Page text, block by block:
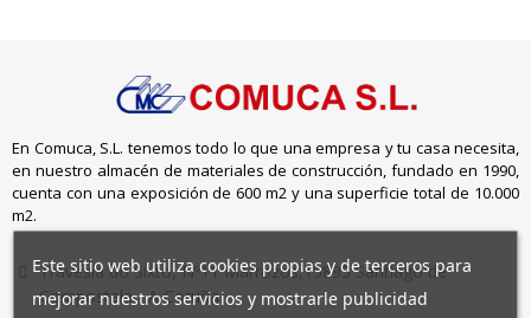
En Comuca, S.L. tenemos todo lo que una empresa y tu casa necesita,
en nuestro almacén de materiales de construcción, fundado en 1990,
cuenta con una exposición de 600 m2 y una superficie total de 10.000
m2.
Travesía do Sixto, Nº11 Marrozos,15893 Santiago de
Compostela - A Coruña
Este sitio web utiliza cookies propias y de terceros para
mejorar nuestros servicios y mostrarle publicidad